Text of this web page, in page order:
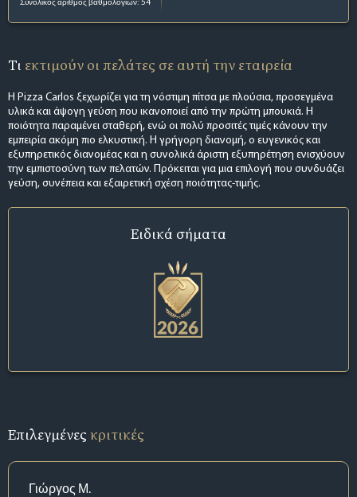
Τι εκτιμούν οι πελάτες σε αυτή την εταιρεία
Η Pizza Carlos ξεχωρίζει για τη νόστιμη πίτσα με πλούσια, προσεγμένα
υλικά και άψογη γεύση που ικανοποιεί από την πρώτη μπουκιά. Η
ποιότητα παραμένει σταθερή, ενώ οι πολύ προσιτές τιμές κάνουν την
εμπειρία ακόμη πιο ελκυστική. Η γρήγορη διανομή, ο ευγενικός και
εξυπηρετικός διανομέας και η συνολικά άριστη εξυπηρέτηση ενισχύουν
την εμπιστοσύνη των πελατών. Πρόκειται για μια επιλογή που συνδυάζει
γεύση, συνέπεια και εξαιρετική σχέση ποιότητας-τιμής.
Ειδικά σήματα
Επιλεγμένεςκριτικές
Γιώργος Μ.